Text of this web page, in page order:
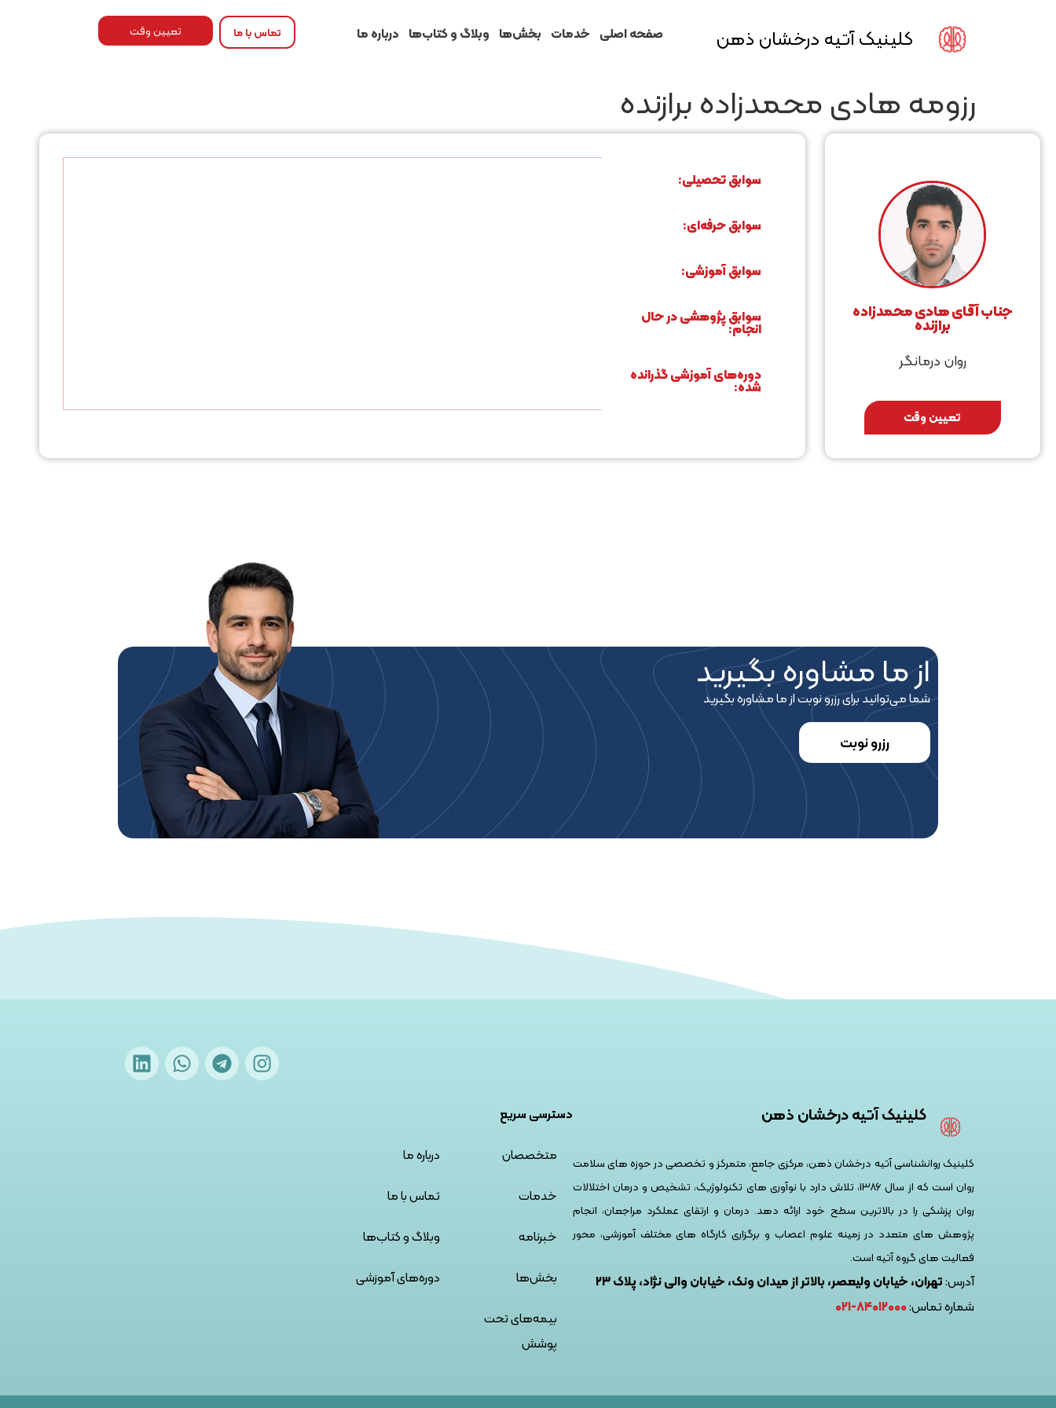
کلینیک آتیه درخشان ذهن صفحه اصلی خدمات بخش‌ها وبلاگ و کتاب‌ها درباره ما تماس با ما تعیین وقت
رزومه هادی محمدزاده برازنده
جناب آقای هادی محمدزاده
برازنده
روان درمانگر
تعیین وقت
سوابق تحصیلی:
سوابق حرفه‌ای:
سوابق آموزشی:
سوابق پژوهشی در حال
انجام:
دوره‌های آموزشی گذرانده
شده:
از ما مشاوره بگیرید
شما می‎‌توانید برای رزرو نوبت از ما مشاوره بگیرید
رزرو نوبت
کلینیک آتیه درخشان ذهن
کلینیک روانشناسی آتیه درخشان ذهن، مرکزی جامع، متمرکز و تخصصی در حوزه های سلامت
روان است که از سال ۱۳۸۶، تلاش دارد با نوآوری های تکنولوژیک، تشخیص و درمان اختلالات
روان پزشکی را در بالاترین سطح خود ارائه دهد. درمان و ارتقای عملکرد مراجعان، انجام
پژوهش های متعدد در زمینه علوم اعصاب و برگزاری کارگاه های مختلف آموزشی، محور
فعالیت های گروه آتیه است.
آدرس:تهران، خیابان ولیعصر، بالاتر از میدان ونک، خیابان والی نژاد، پلاک ۲۳
شماره تماس:۸۴۰۱۲۰۰۰-۰۲۱
دسترسی سریع
متخصصان
خدمات
خبرنامه
بخش‌ها
بیمه‌های تحت
پوشش
درباره ما
تماس با ما
وبلاگ و کتاب‌ها
دوره‌های آموزشی